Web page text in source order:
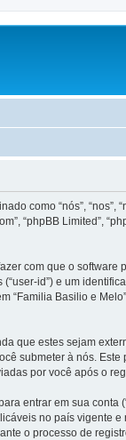
como “nós”, “nos”,
“phpBB Limited”,
com que o
id”) e um
Basilio e
que estes sejam
submeter à nós.
por você após o
entrar em sua conta
no país vigente
o processo de